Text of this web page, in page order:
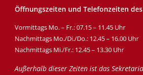
Öffnungszeiten und Telefonzeiten
Vormittags Mo. – Fr.: 07.15 – 11.45 Uhr
Nachmittags Mo./Di./Do.: 12.45 – 16.00 Uhr
Nachmittags Mi./Fr.: 12.45 – 13.30 Uhr
Außerhalb dieser Zeiten ist das